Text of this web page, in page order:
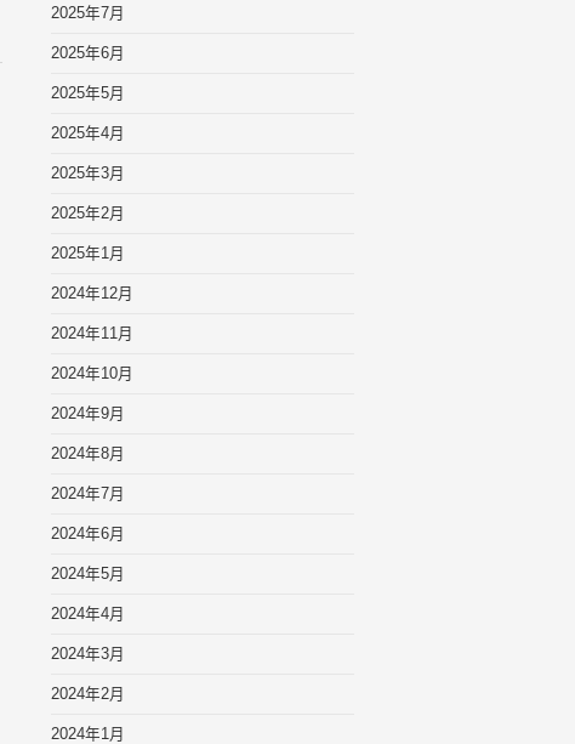
2025年7月
2025年6月
2025年5月
2025年4月
2025年3月
2025年2月
2025年1月
2024年12月
2024年11月
2024年10月
2024年9月
2024年8月
2024年7月
2024年6月
2024年5月
2024年4月
2024年3月
2024年2月
2024年1月